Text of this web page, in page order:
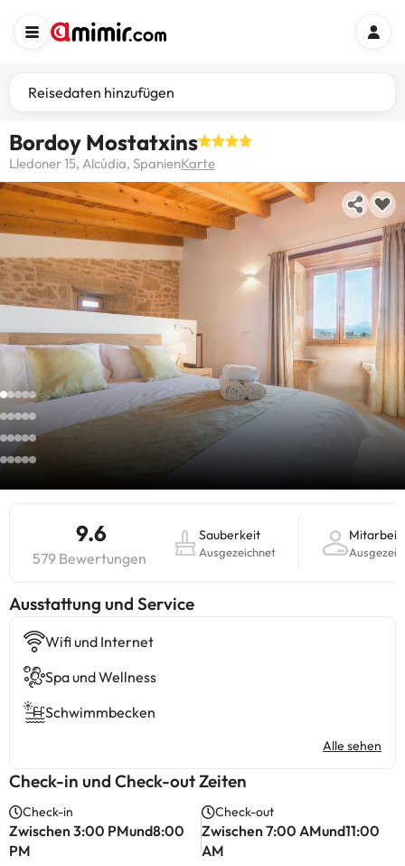
Reisedaten hinzufügen
Bordoy Mostatxins
Lledoner 15, Alcúdia, SpanienKarte
9.6
579 Bewertungen
Sauberkeit
Ausgezeichnet
​Ausstattung und Service
Wifi und Internet
Spa und Wellness
Schwimmbecken
Alle sehen
Check-in und Check-out Zeiten
Check-in
Zwischen 3:00 PMund8:00
PM
Check-out
Zwischen 7:00 AMund11:00
AM